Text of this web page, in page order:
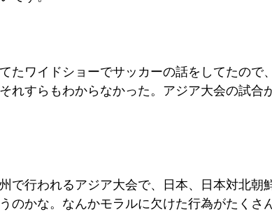
たワイドショーでサッカーの話をしてたので
れすらもわからなかった。アジア大会の試合
で行われるアジア大会で、日本、日本対北朝
のかな。なんかモラルに欠けた行為がたくさ